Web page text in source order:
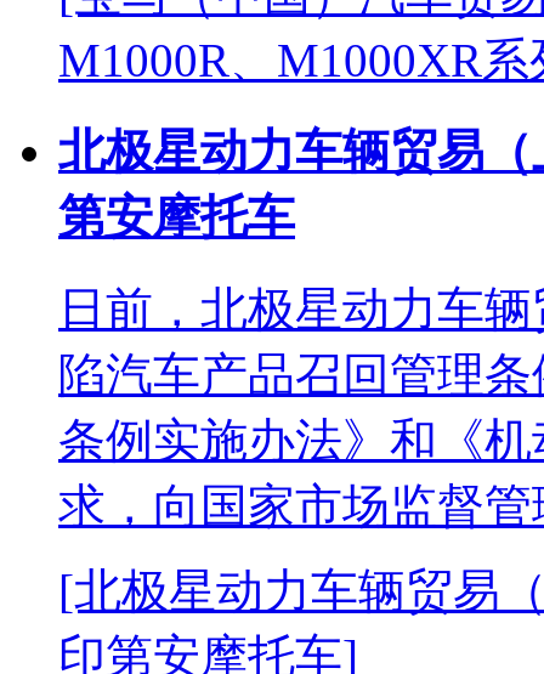
M1000R、M1000XR
北极星动力车辆贸易
第安摩托车
日前，北极星动力车
陷汽车产品召回管理
条例实施办法》和《
求，向国家市场监督
[北极星动力车辆贸易
印第安摩托车]